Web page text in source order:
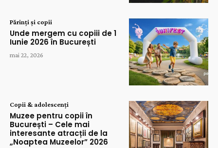
Părinți și copii
Unde mergem cu copiii de 1
Iunie 2026 în București
mai 22, 2026
Copii & adolescenți
Muzee pentru copii în
București – Cele mai
interesante atracții de la
„Noaptea Muzeelor” 2026